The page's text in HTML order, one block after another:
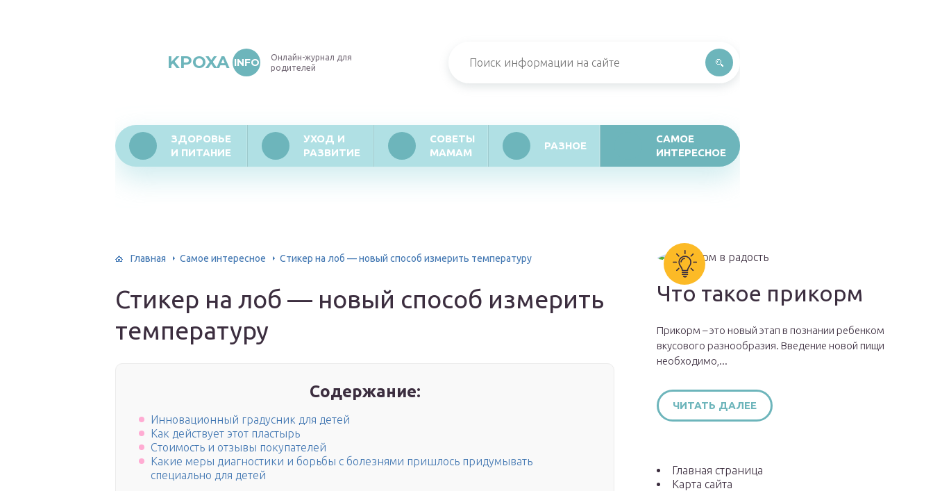
KPOXA INFO
Онлайн-журнал для
родителей
ЗДОРОВЬЕ
И ПИТАНИЕ
УХОД И
РАЗВИТИЕ
СОВЕТЫ
МАМАМ
РАЗНОЕ
САМОЕ
ИНТЕРЕСНОЕ
Главная Самое интересное Стикер на лоб — новый способ измерить температуру
Стикер на лоб — новый способ измерить
температуру
Содержание:
Инновационный градусник для детей
Как действует этот пластырь
Стоимость и отзывы покупателей
Какие меры диагностики и борьбы с болезнями пришлось придумывать
специально для детей
Что такое прикорм
Прикорм – это новый этап в познании ребенком
вкусового разнообразия. Введение новой пищи
необходимо,...
ЧИТАТЬ ДАЛЕЕ
Главная страница
Карта сайта